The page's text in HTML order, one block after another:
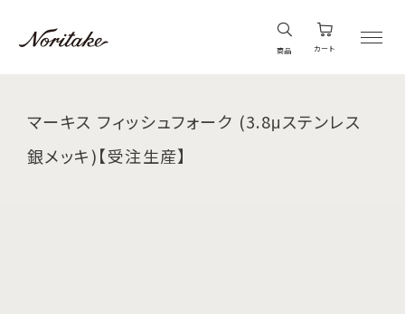
商品 カート
マーキス フィッシュフォーク (3.8μステンレス
銀メッキ)【受注生産】